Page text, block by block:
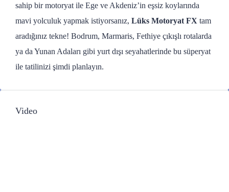
sahip bir motoryat ile Ege ve Akdeniz’in eşsiz koylarında
mavi yolculuk yapmak istiyorsanız, Lüks Motoryat FX tam
aradığınız tekne! Bodrum, Marmaris, Fethiye çıkışlı rotalarda
ya da Yunan Adaları gibi yurt dışı seyahatlerinde bu süperyat
ile tatilinizi şimdi planlayın.
Video